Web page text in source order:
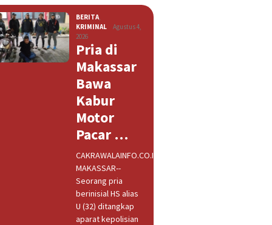
BERITA
KRIMINAL
Agustus 4,
2026
Pria di
Makassar
Bawa
Kabur
Motor
Pacar …
CAKRAWALAINFO.CO.ID,
MAKASSAR--
Seorang pria
berinisial HS alias
U (32) ditangkap
aparat kepolisian